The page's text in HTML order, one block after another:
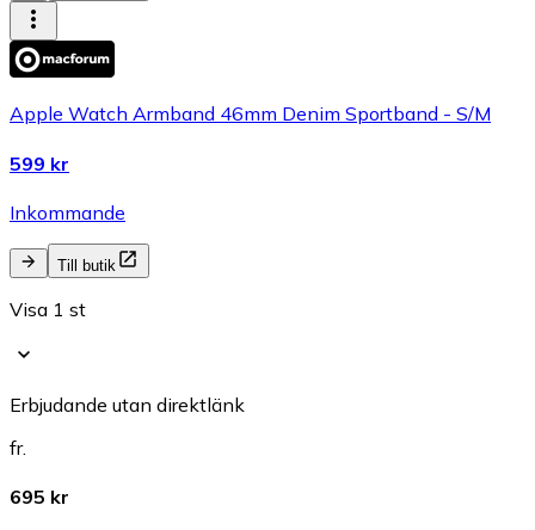
Apple Watch Armband 46mm Denim Sportband - S/M
599 kr
Inkommande
Till butik
Visa 1 st
Erbjudande utan direktlänk
fr.
695 kr